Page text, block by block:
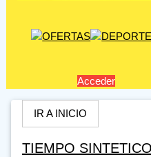
Acceder
IR A INICIO
TIEMPO